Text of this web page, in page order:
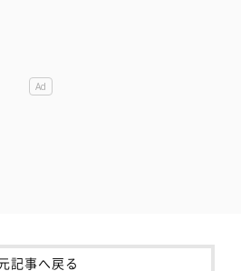
記事へ戻る